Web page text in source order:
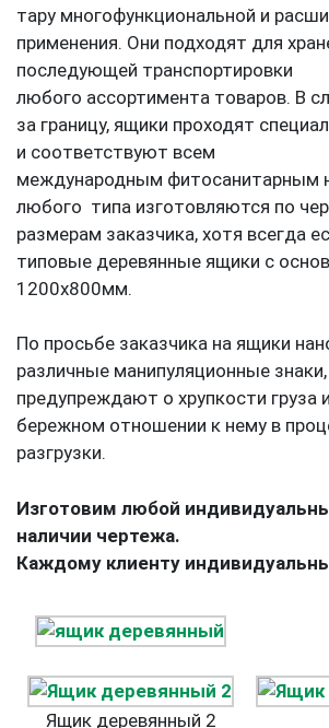
тару многофункциональной и
применения. Они подходят для
последующей транспортировки
любого ассортимента товаров. В
за границу, ящики проходят
и соответствуют всем
международным фитосанитарным
любого типа изготовляются по
размерам заказчика, хотя всегда
типовые деревянные ящики с
1200х800мм.
По просьбе заказчика на ящики
различные манипуляционные
предупреждают о хрупкости груза и
бережном отношении к нему в
разгрузки.
Изготовим любой
наличии чертежа.
Каждому клиенту
Ящик деревянный 2